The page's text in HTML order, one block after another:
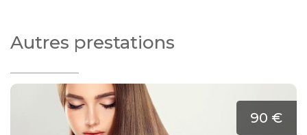
Autres prestations
90 €